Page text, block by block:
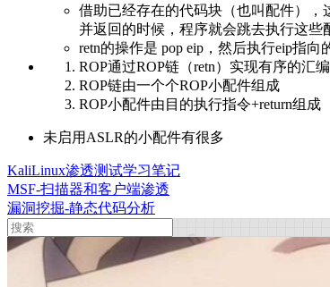
借助已经存在的代码块（也叫配件）
并返回的时候，程序就会跳去执行这些
retn的操作是 pop eip，然后执行eip指向
ROP通过ROP链（retn）实现有序的汇
ROP链由一个个ROP小配件组成
ROP小配件由目的执行指令+return组成
未启用ASLR的小配件有很多
KaliLinux渗透测试学习笔记
MSF-扫描器和客户端渗透
漏洞挖掘-静态代码分析